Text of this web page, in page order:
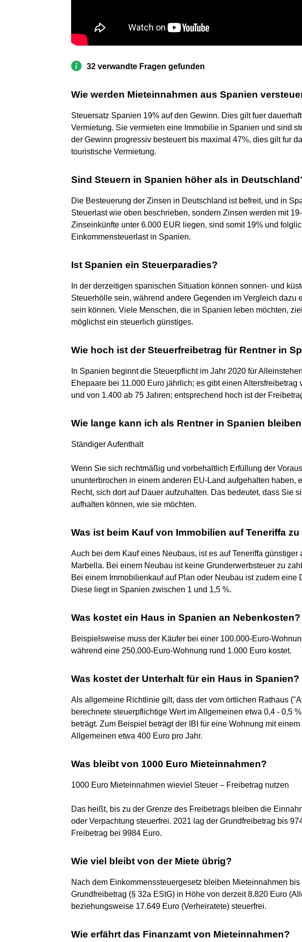
32 verwandte Fragen gefunden
Wie werden Mieteinnahmen aus Spanien
Steuersatz Spanien 19% auf den Gewinn. Dies gilt fuer
Vermietung. Sie vermieten eine Immobilie in Spanien und sind
der Gewinn progressiv besteuert bis maximal 47%, dies gilt fur
touristische Vermietung.
Sind Steuern in Spanien höher als in
Die Besteuerung der Zinsen in Deutschland ist befreit, und in
Steuerlast wie oben beschrieben, sondern Zinsen werden mit
Zinseinkünfte unter 6.000 EUR liegen, sind somit 19% und
Einkommensteuerlast in Spanien.
Ist Spanien ein Steuerparadies?
In der derzeitigen spanischen Situation können sonnen- und
Steuerhölle sein, während andere Gegenden im Vergleich dazu
sein können. Viele Menschen, die in Spanien leben möchten,
möglichst ein steuerlich günstiges.
Wie hoch ist der Steuerfreibetrag für Rentner in
In Spanien beginnt die Steuerpflicht im Jahr 2020 für
Ehepaare bei 11.000 Euro jährlich; es gibt einen Altersfreibetrag
und von 1.400 ab 75 Jahren; entsprechend hoch ist der
Wie lange kann ich als Rentner in Spanien
Ständiger Aufenthalt
Wenn Sie sich rechtmäßig und vorbehaltlich Erfüllung der
ununterbrochen in einem anderen EU-Land aufgehalten haben,
Recht, sich dort auf Dauer aufzuhalten. Das bedeutet, dass Sie
aufhalten können, wie sie möchten.
Was ist beim Kauf von Immobilien auf Teneriffa
Auch bei dem Kauf eines Neubaus, ist es auf Teneriffa günstiger
Marbella. Bei einem Neubau ist keine Grunderwerbsteuer zu
Bei einem Immobilienkauf auf Plan oder Neubau ist zudem eine
Diese liegt in Spanien zwischen 1 und 1,5 %.
Was kostet ein Haus in Spanien an Nebenkosten?
Beispielsweise muss der Käufer bei einer 100.000-Euro-
während eine 250.000-Euro-Wohnung rund 1.000 Euro kostet.
Was kostet der Unterhalt für ein Haus in Spanien?
Als allgemeine Richtlinie gilt, dass der vom örtlichen Rathaus
berechnete steuerpflichtige Wert im Allgemeinen etwa 0,4 - 0,5
beträgt. Zum Beispiel beträgt der IBI für eine Wohnung mit
Allgemeinen etwa 400 Euro pro Jahr.
Was bleibt von 1000 Euro Mieteinnahmen?
1000 Euro Mieteinnahmen wieviel Steuer – Freibetrag nutzen
Das heißt, bis zu der Grenze des Freibetrags bleiben die
oder Verpachtung steuerfrei. 2021 lag der Grundfreibetrag bis
Freibetrag bei 9984 Euro.
Wie viel bleibt von der Miete übrig?
Nach dem Einkommenssteuergesetz bleiben Mieteinnahmen
Grundfreibetrag (§ 32a EStG) in Höhe von derzeit 8.820 Euro
beziehungsweise 17.649 Euro (Verheiratete) steuerfrei.
Wie erfährt das Finanzamt von Mieteinnahmen?